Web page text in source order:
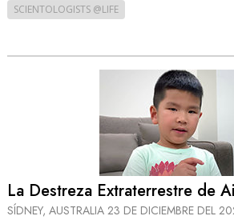
SCIENTOLOGISTS @LIFE
La Destreza Extraterrestre de
SÍDNEY, AUSTRALIA 23 DE DICIEMBRE DEL